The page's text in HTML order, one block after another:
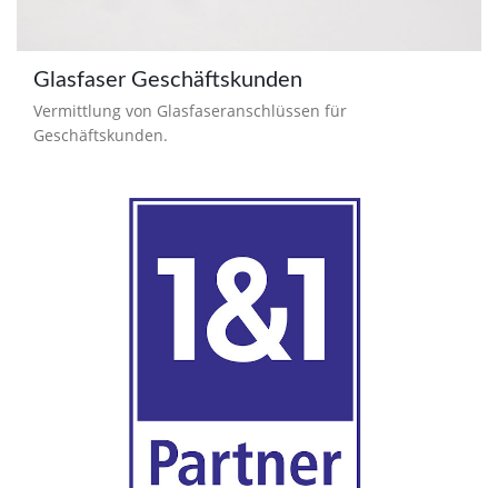
Glasfaser Geschäftskunden
Vermittlung von Glasfaseranschlüssen für
Geschäftskunden.